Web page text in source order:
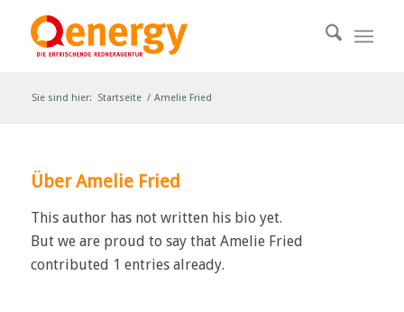
Sie sind hier: Startseite / Amelie Fried
ÜberAmelie Fried
This author has not written his bio yet.
But we are proud to say that Amelie Fried
contributed 1 entries already.